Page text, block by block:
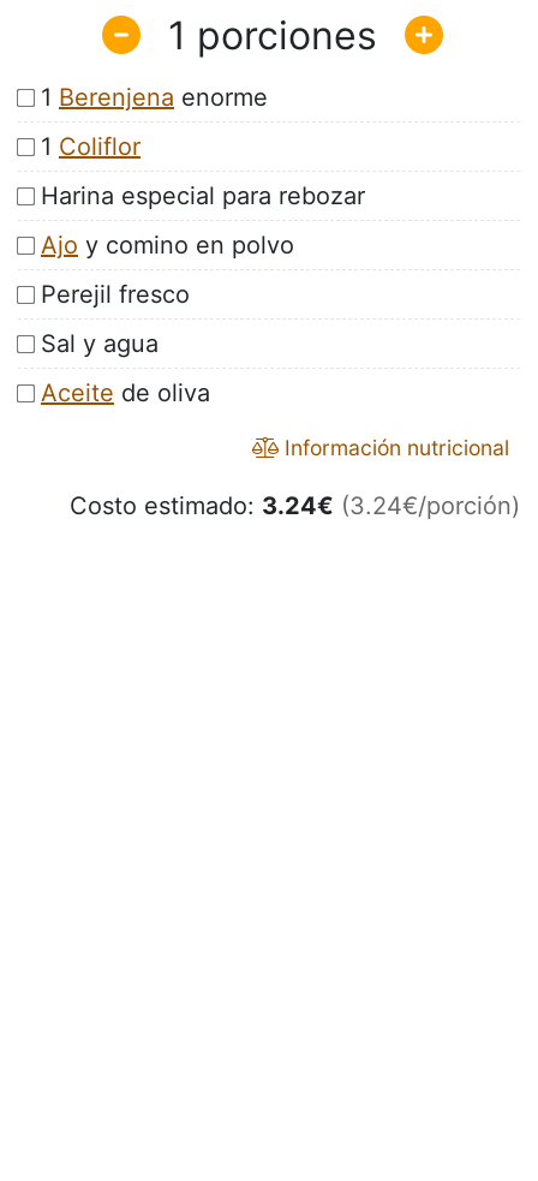
1
1 Berenjena enorme
1 Coliflor
Harina especial para rebozar
Ajo y comino en polvo
Perejil fresco
Sal y agua
Aceite de oliva
Información nutricional
Costo estimado: 3.24€ (3.24€/porción)